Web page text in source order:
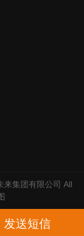
来集团有限公司 All
发送短信